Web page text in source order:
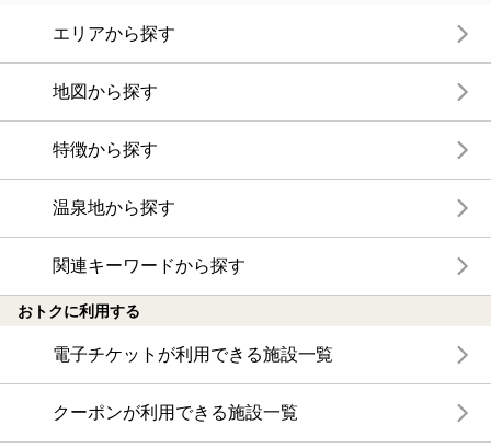
エリアから探す
地図から探す
特徴から探す
温泉地から探す
関連キーワードから探す
おトクに利用する
電子チケットが利用できる施設一覧
クーポンが利用できる施設一覧